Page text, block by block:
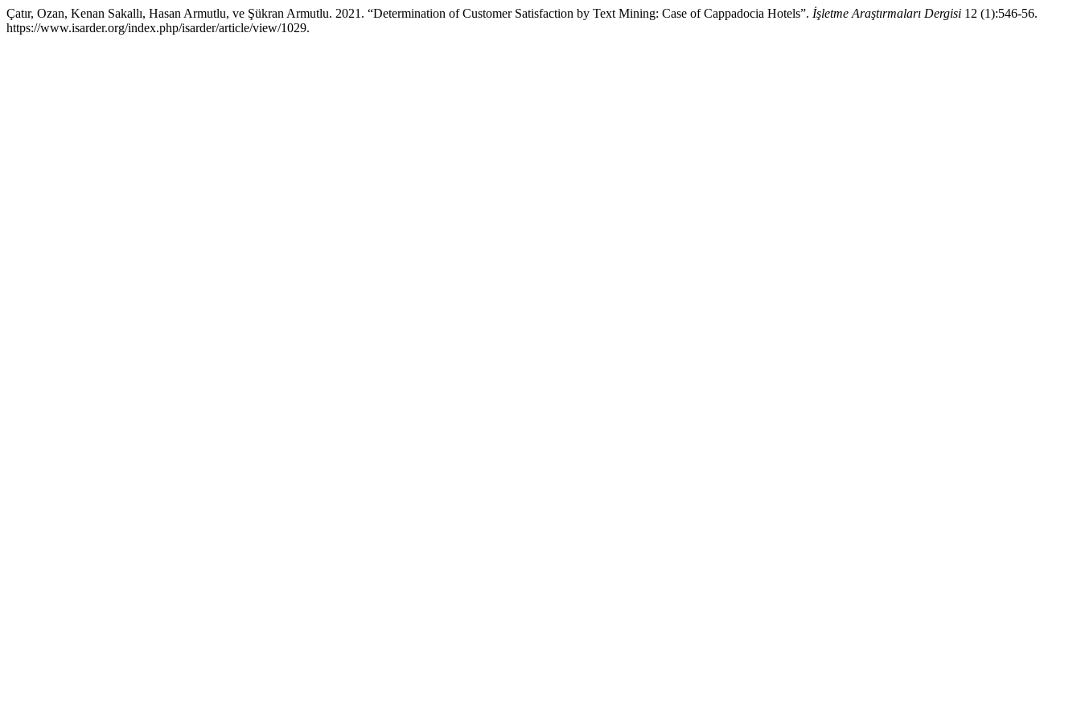
Çatır, Ozan, Kenan Sakallı, Hasan Armutlu, ve Şükran Armutlu. 2021. “Determination of Customer Satisfaction by Text Mining: Case of Cappadocia Hotels”. İşletme Araştırmaları Dergisi 12 (1):546-56.
https://www.isarder.org/index.php/isarder/article/view/1029.